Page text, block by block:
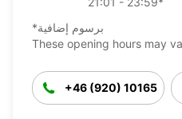
*برسوم إضافية
These opening hours may
+46 (920) 10165